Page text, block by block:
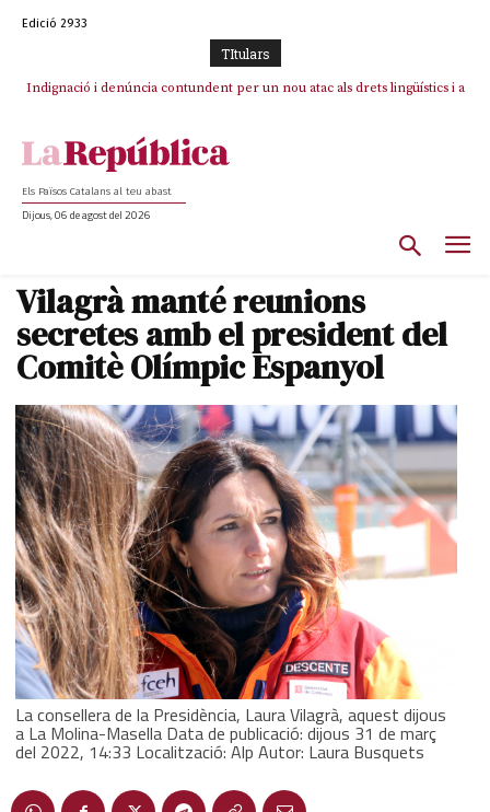
Edició 2933
TItulars
Indignació i denúncia contundent per un nou atac als drets lingüístics i a
Els Països Catalans al teu abast
Dijous, 06 de agost del 2026
Vilagrà manté reunions
secretes amb el president del
Comitè Olímpic Espanyol
La consellera de la Presidència, Laura Vilagrà, aquest dijous
a La Molina-Masella Data de publicació: dijous 31 de març
del 2022, 14:33 Localització: Alp Autor: Laura Busquets